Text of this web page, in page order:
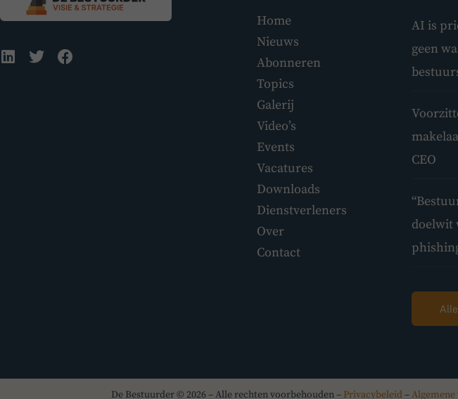
Home
Nieuws
Abonneren
Topics
Galerij
Video’s
Events
Vacatures
Downloads
Dienstverleners
Over
Contact
AI is
geen
CEO
doelwit
De Bestuurder © 2026 – Alle rechten voorbehouden – Privacybeleid–